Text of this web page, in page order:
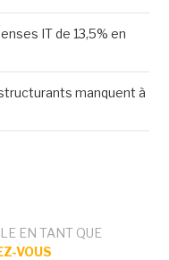
IT de 13,5% en
manquent à
EN TANT QUE
VOUS